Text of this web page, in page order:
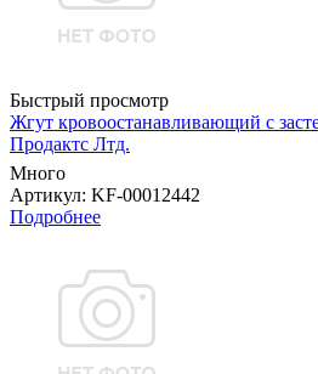
Быстрый просмотр
Жгут кровоостанавливающий с
Продактс Лтд.
Много
Артикул: KF-00012442
Подробнее